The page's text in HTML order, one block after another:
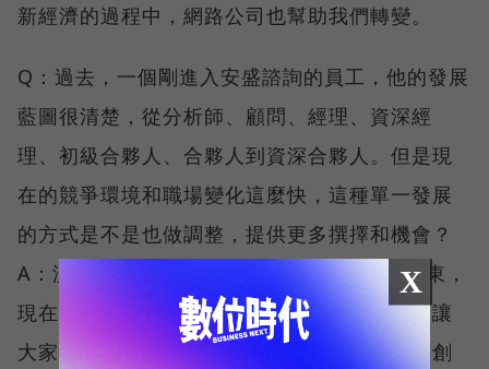
新經濟的過程中，網路公司也幫助我們轉變。
Q：過去，一個剛進入安盛諮詢的員工，他的發展
藍圖很清楚，從分析師、顧問、經理、資深經
理、初級合夥人、合夥人到資深合夥人。但是現
在的競爭環境和職場變化這麼快，這種單一發展
的方式是不是也做調整，提供更多撰擇和機會？
A：沒錯。以往你要成為合夥人，才會成為股東，
現在我們修改規則，打算開放全部員工入股，讓
大家都參與公司經營，從中獲得回報。許多剛創
X